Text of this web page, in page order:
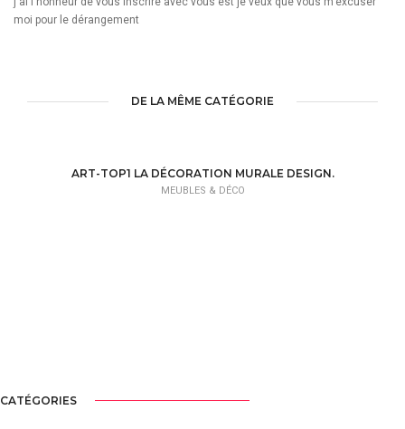
moi pour le dérangement
DE LA MÊME CATÉGORIE
ART-TOP1 LA DÉCORATION MURALE DESIGN.
MEUBLES & DÉCO
CATÉGORIES